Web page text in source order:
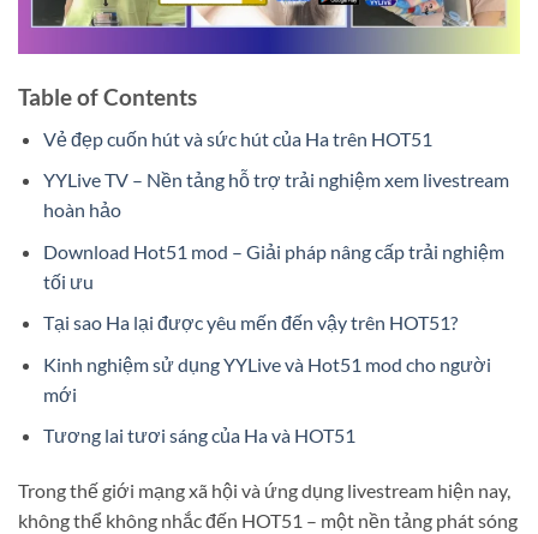
Table of Contents
Vẻ đẹp cuốn hút và sức hút của Ha trên HOT51
YYLive TV – Nền tảng hỗ trợ trải nghiệm xem livestream
hoàn hảo
Download Hot51 mod – Giải pháp nâng cấp trải nghiệm
tối ưu
Tại sao Ha lại được yêu mến đến vậy trên HOT51?
Kinh nghiệm sử dụng YYLive và Hot51 mod cho người
mới
Tương lai tươi sáng của Ha và HOT51
Trong thế giới mạng xã hội và ứng dụng livestream hiện nay,
không thể không nhắc đến HOT51 – một nền tảng phát sóng